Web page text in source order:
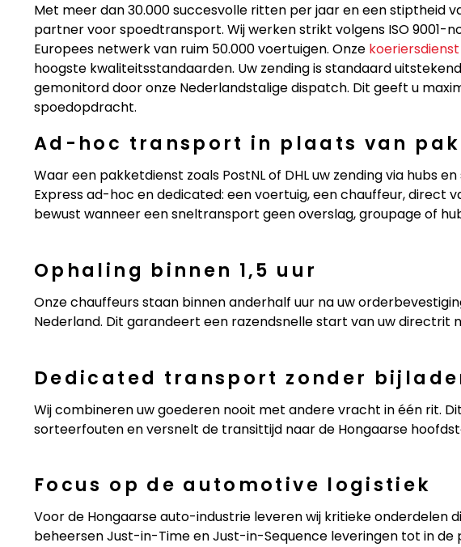
Met meer dan 30.000 succesvolle ritten per jaar en een stiptheid
partner voor spoedtransport. Wij werken strikt volgens ISO 9001-
Europees netwerk van ruim 50.000 voertuigen. Onze koeriersdienst
hoogste kwaliteitsstandaarden. Uw zending is standaard
gemonitord door onze Nederlandstalige dispatch. Dit geeft u
spoedopdracht.
Ad-hoc transport in plaats van
Waar een pakketdienst zoals PostNL of DHL uw zending via hubs
Express ad-hoc en dedicated: een voertuig, een chauffeur, direct
bewust wanneer een sneltransport geen overslag, groupage of
Ophaling binnen 1,5 uur
Onze chauffeurs staan binnen anderhalf uur na uw
Nederland. Dit garandeert een razendsnelle start van uw directrit
Dedicated transport zonder
Wij combineren uw goederen nooit met andere vracht in één rit.
sorteerfouten en versnelt de transittijd naar de Hongaarse
Focus op de automotive logistiek
Voor de Hongaarse auto-industrie leveren wij kritieke onderdelen
beheersen Just-in-Time en Just-in-Sequence leveringen tot in de